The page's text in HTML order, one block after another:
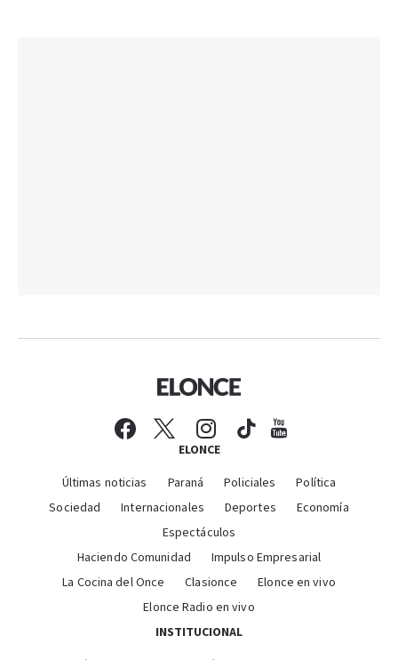
ELONCE
Últimas noticias Paraná Policiales
Política
Sociedad
Internacionales Deportes
Economía
Espectáculos
Haciendo Comunidad
Impulso Empresarial
La Cocina del Once
Clasionce
Elonce en vivo
Elonce Radio en vivo
INSTITUCIONAL